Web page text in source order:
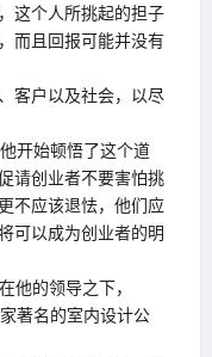
这个人所挑起的担子
而且回报可能并没有
客户以及社会，以尽
开始顿悟了这个道
请创业者不要害怕挑
不应该退怯，他们应
可以成为创业者的明
他的领导之下，
著名的室内设计公